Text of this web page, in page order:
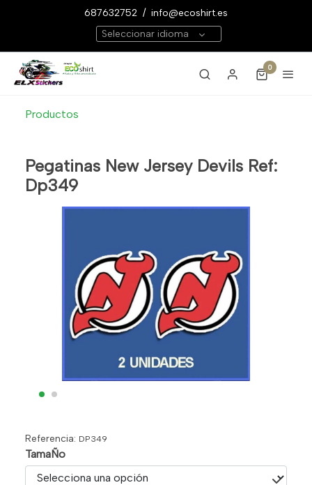
687632752 / info@ecoshirt.es
Seleccionar idioma
0
Productos
Pegatinas New Jersey Devils Ref:
Dp349
Referencia: DP349
TamaÑo